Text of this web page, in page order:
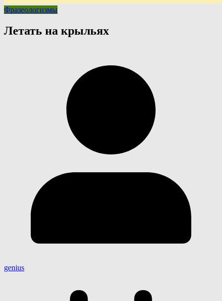
Фразеологизмы
Летать на крыльях
genius